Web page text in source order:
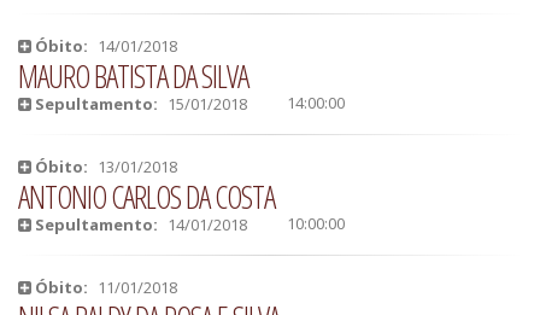
Óbito: 14/01/2018
MAURO BATISTA DA SILVA
Sepultamento: 15/01/2018 14:00:00
Óbito: 13/01/2018
ANTONIO CARLOS DA COSTA
Sepultamento: 14/01/2018 10:00:00
Óbito: 11/01/2018